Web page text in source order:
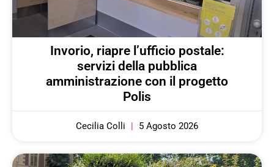
Invorio, riapre l’ufficio postale:
servizi della pubblica
amministrazione con il progetto
Polis
Cecilia Colli 5 Agosto 2026